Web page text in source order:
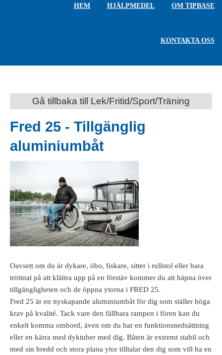
HEM HJÄLPMEDEL OM TIPBASE
KONTAKTA OSS
Gå tillbaka till Lek/Fritid/Sport/Träning
Fred 25 - Tillgänglig
aluminiumbåt
Oavsett om du är dykare, öbo, fiskare, sitter i rullstol eller bara
tröttnat på att klättra upp på en förstäv kommer du att häpna över
tillgängligheten och de öppna ytorna i FRED 25.
Fred 25 är en nyskapande aluminiumbåt för dig som ställer höga
krav på kvalité. Tack vare den fällbara rampen i fören kan du
enkelt komma ombord, även om du har en funktionsnedsättning
eller en kärra med dyktuber med dig. Båten är extremt stabil och
med sin bredd och stora plana ytor tilltalar den dig som vill ha en